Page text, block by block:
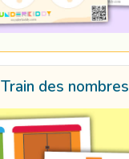
Train des nombres